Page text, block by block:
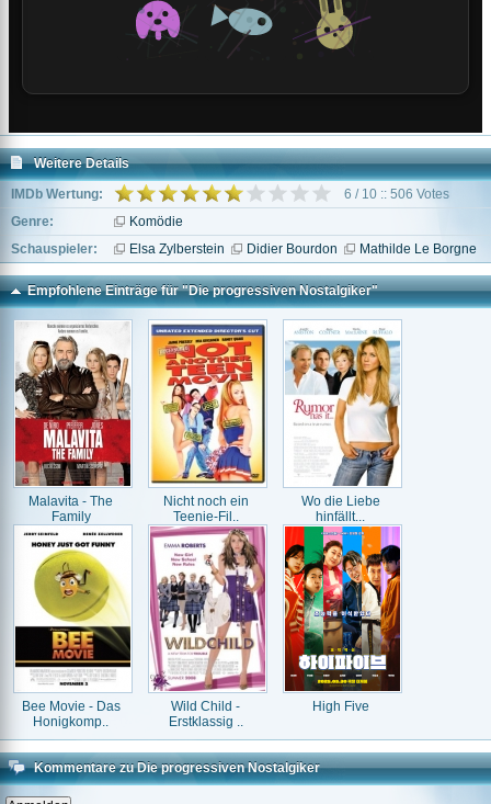
Weitere Details
IMDb Wertung:
6 / 10 :: 506 Votes
Genre:
Komödie
Schauspieler:
Elsa Zylberstein Didier Bourdon Mathilde Le Borgne
Empfohlene Einträge für "Die progressiven Nostalgiker"
Malavita - The
Family
Nicht noch ein
Teenie-Fil..
Wo die Liebe
hinfällt...
Bee Movie - Das
Honigkomp..
Wild Child -
Erstklassig ..
High Five
Kommentare zu Die progressiven Nostalgiker